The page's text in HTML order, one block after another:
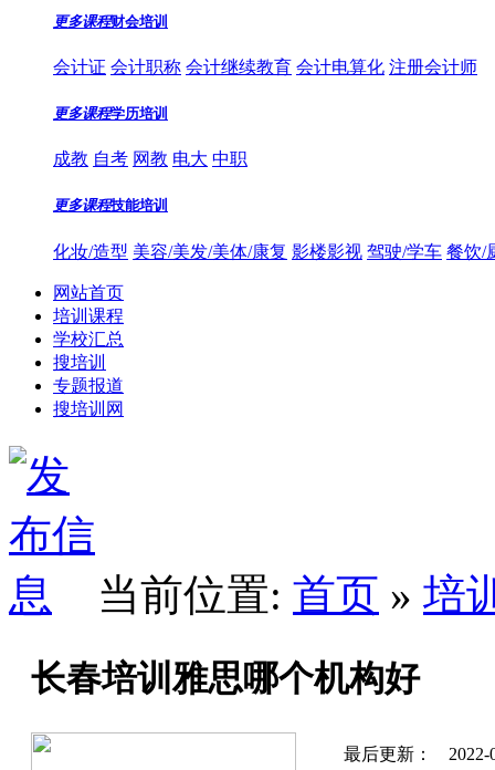
更多课程财会培训
会计证 会计职称 会计继续教育 会计电算化 注册会计师
更多课程学历培训
成教 自考 网教 电大 中职
更多课程技能培训
化妆/造型 美容/美发/美体/康复 影楼影视 驾驶/学车 餐饮/
网站首页
培训课程
学校汇总
搜培训
专题报道
搜培训网
当前位置: 首页 » 培
长春培训雅思哪个机构好
最后更新： 2022-